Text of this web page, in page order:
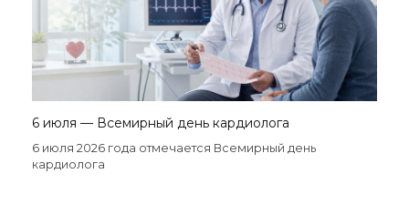
6 июля — Всемирный день кардиолога
6 июля 2026 года отмечается Всемирный день
кардиолога